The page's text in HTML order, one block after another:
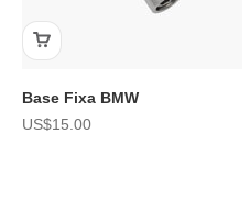
Base Fixa BMW
Preço de promoção
US$15.00